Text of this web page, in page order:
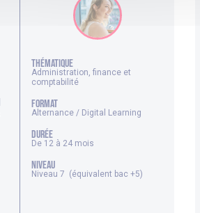
thématique
Administration, finance et
comptabilité
FORMAT
Alternance / Digital Learning
DURÉE
De 12 à 24 mois
NIVEAU
Niveau 7 (équivalent bac +5)